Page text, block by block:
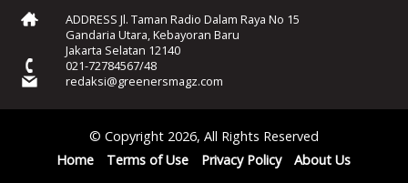
ADDRESS Jl. Taman Radio Dalam Raya No 15
Gandaria Utara, Kebayoran Baru
Jakarta Selatan 12140
021-72784567/48
redaksi@greenersmagz.com
© Copyright 2026, All Rights Reserved
Home
Terms of Use Privacy Policy About Us